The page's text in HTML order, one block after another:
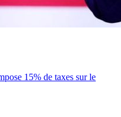
15% de taxes sur le